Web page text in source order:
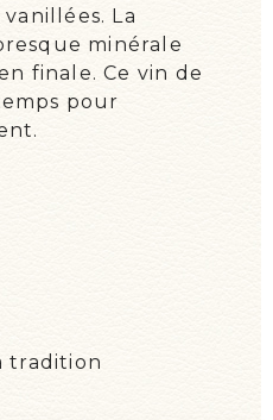
La
minérale
finale. Ce vin de
pour
tradition